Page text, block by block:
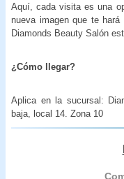
Aquí, cada visita es una
nueva imagen que te
Diamonds Beauty Salón
¿Cómo llegar?
Aplica en la sucursal:
baja, local 14. Zona 10